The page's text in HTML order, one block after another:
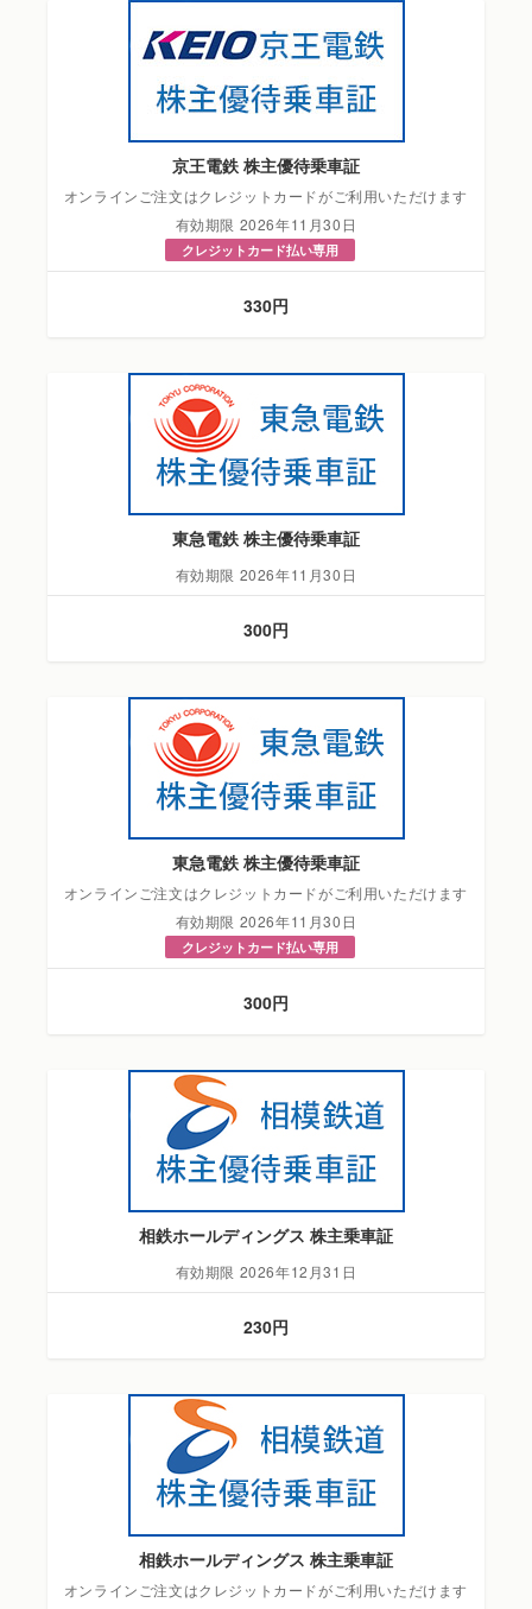
京王電鉄 株主優待乗車証
オンラインご注文はクレジットカードがご利用いただけます
有効期限 2026年11月30日
クレジットカード払い専用
330円
東急電鉄 株主優待乗車証
有効期限 2026年11月30日
300円
東急電鉄 株主優待乗車証
オンラインご注文はクレジットカードがご利用いただけます
有効期限 2026年11月30日
クレジットカード払い専用
300円
相鉄ホールディングス 株主乗車証
有効期限 2026年12月31日
230円
相鉄ホールディングス 株主乗車証
オンラインご注文はクレジットカードがご利用いただけます